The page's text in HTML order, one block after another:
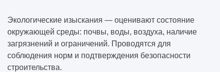
Экологические изыскания — оценивают состояние
окружающей среды: почвы, воды, воздуха, наличие
загрязнений и ограничений. Проводятся для
соблюдения норм и подтверждения безопасности
строительства.